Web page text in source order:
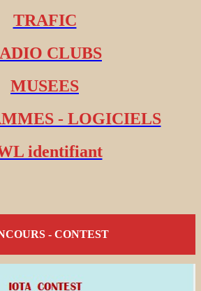
TRAFIC
CLUBS
MUSEES
- LOGICIELS
identifiant
- CONTEST